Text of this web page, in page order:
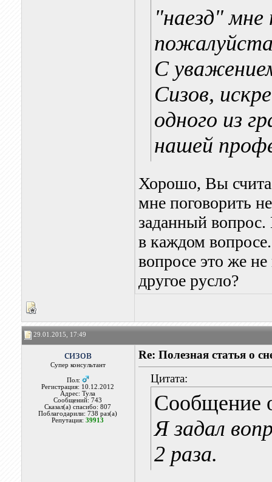
"наезд" мне
С
Сизов,
одного из
нашей
Хорошо, Вы
мне поговорить
заданный вопрос.
в каждом
вопросе это же не
другое русло?
29.01.2015, 17:49
сизов
Супер консультант
Пол:
Регистрация: 10.12.2012
Адрес: Тула
Сообщений: 743
Сказал(а) спасибо: 807
Поблагодарили: 738 раз(а)
Репутация:39913
Re: Полезная статья о
Цитата:
Сообщение
Я задал
2 раза.